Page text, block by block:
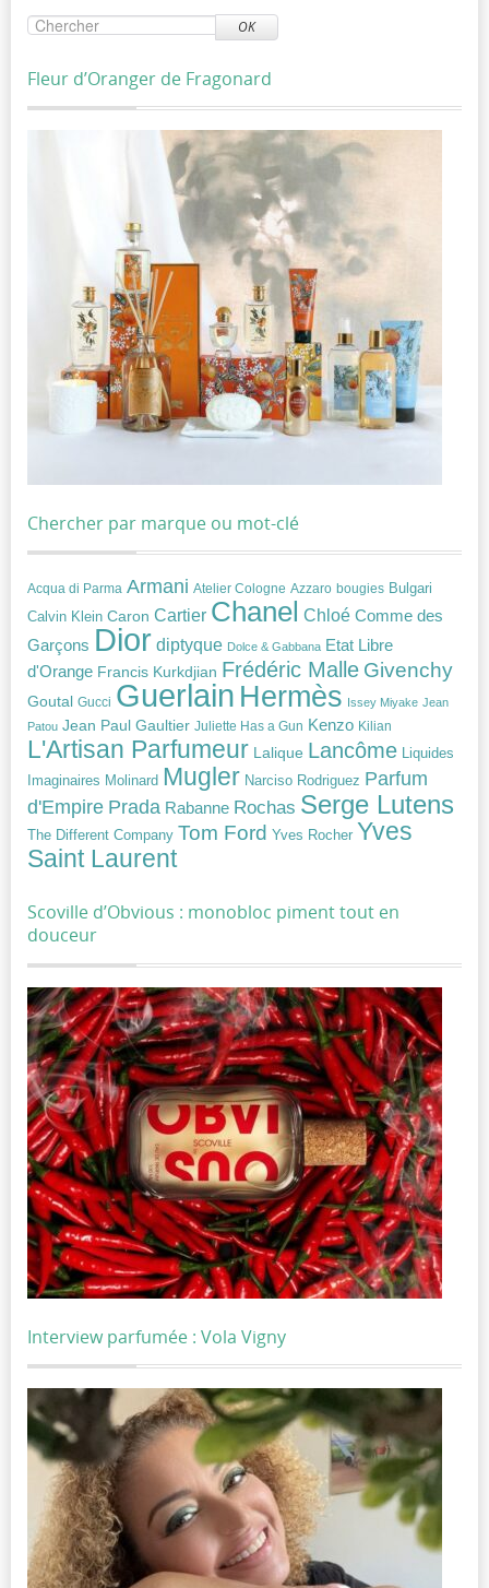
OK
Fleur d’Oranger de Fragonard
Chercher par marque ou mot-clé
Acqua di Parma Armani Atelier Cologne Azzaro bougies Bulgari
Calvin Klein Caron Cartier Chanel Chloé Comme des
Garçons Dior diptyque Dolce & Gabbana Etat Libre
d'Orange Francis Kurkdjian Frédéric Malle Givenchy
Goutal Gucci Guerlain Hermès Issey Miyake Jean
Patou Jean Paul Gaultier Juliette Has a Gun Kenzo Kilian
L'Artisan Parfumeur Lalique Lancôme Liquides
Imaginaires Molinard Mugler Narciso Rodriguez Parfum
d'Empire Prada Rabanne Rochas Serge Lutens
The Different Company Tom Ford Yves Rocher Yves
Saint Laurent
Scoville d’Obvious : monobloc piment tout en
douceur
Interview parfumée : Vola Vigny